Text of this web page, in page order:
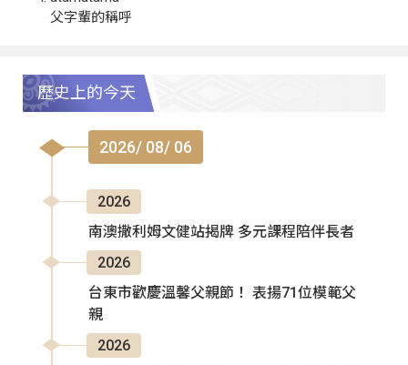
父字輩的稱呼
歷史上的今天
2026/ 08/ 06
2026
南澳撒利姆文健站揭牌 多元課程陪伴長者
2026
台東市歡慶溫馨父親節！ 表揚71位模範父
親
2026